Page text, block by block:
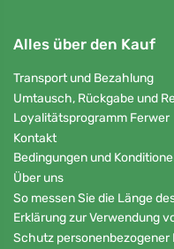
Alles über den Kauf
Transport und Bezahlung
Umtausch, Rückgabe und
Loyalitätsprogramm Ferwer
Kontakt
Bedingungen und
Über uns
So messen Sie die Länge
Erklärung zur Verwendung
Schutz personenbezogener